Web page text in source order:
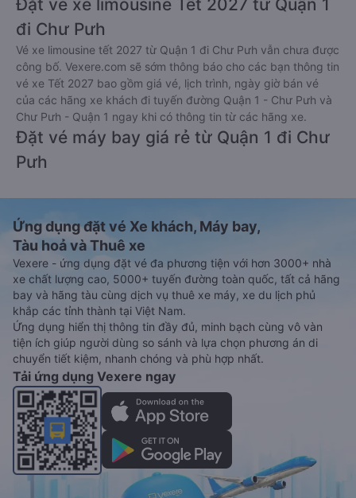
Xem hướng dẫn chi tiết đặt vé xe, minh họa bằng hình ảnh
tại
đây.
Đặt vé xe limousine Tết 2027 từ Quận 1
đi Chư Pưh
Vé xe limousine tết 2027 từ Quận 1 đi Chư Pưh vẫn chưa được
công bố. Vexere.com sẽ sớm thông báo cho các bạn thông tin
vé xe Tết 2027 bao gồm giá vé, lịch trình, ngày giờ bán vé
của các hãng xe khách đi tuyến đường Quận 1 - Chư Pưh và
Đặt vé máy bay giá rẻ từ Quận 1 đi Chư
Pưh
Ứng dụng đặt vé Xe khách, Máy bay,
Tàu hoả và Thuê xe
Vexere - ứng dụng đặt vé đa phương tiện với hơn 3000+ nhà
xe chất lượng cao, 5000+ tuyến đường toàn quốc, tất cả hãng
bay và hãng tàu cùng dịch vụ thuê xe máy, xe du lịch phủ
khắp các tỉnh thành tại Việt Nam.
Ứng dụng hiển thị thông tin đầy đủ, minh bạch cùng vô vàn
tiện ích giúp người dùng so sánh và lựa chọn phương án di
chuyển tiết kiệm, nhanh chóng và phù hợp nhất.
Tải ứng dụng Vexere ngay